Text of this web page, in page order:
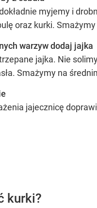
myjemy i
oraz kurki.
warzyw dodaj jajka
jajka. Nie
Smażymy na
jajecznicę
kurki?